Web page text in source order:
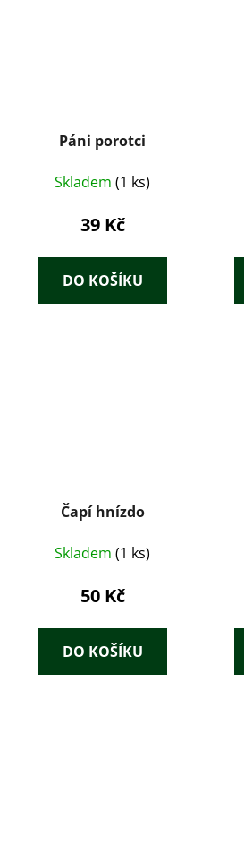
Páni porotci
Skladem (1 ks)
39 Kč
DO KOŠÍKU
Čapí hnízdo
Skladem (1 ks)
50 Kč
DO KOŠÍKU